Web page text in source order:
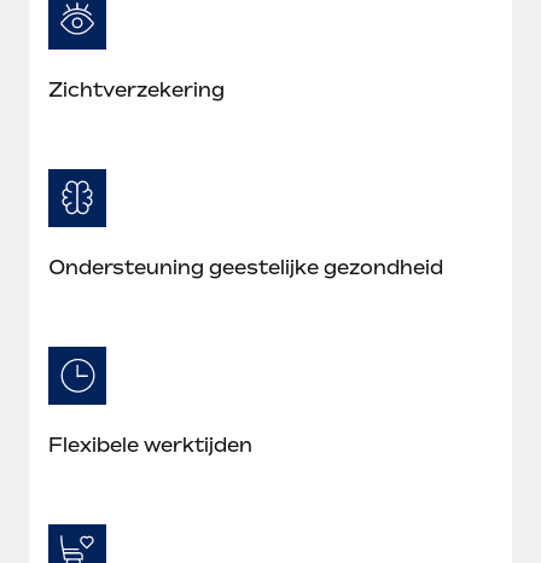
Zichtverzekering
Ondersteuning geestelijke gezondheid
Flexibele werktijden